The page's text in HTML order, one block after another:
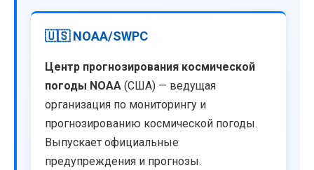
🇺🇸 NOAA/SWPC
Центр прогнозирования космической
погоды NOAA (США) — ведущая
организация по мониторингу и
прогнозированию космической погоды.
Выпускает официальные
предупреждения и прогнозы.